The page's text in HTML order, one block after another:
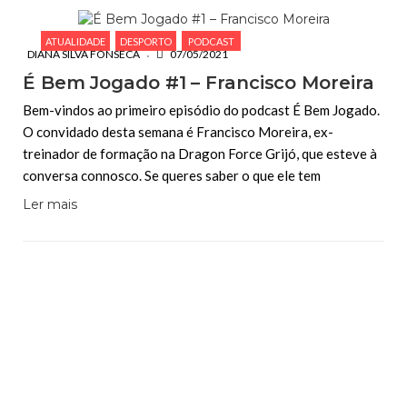
ATUALIDADE DESPORTO PODCAST
DIANA SILVA FONSECA 07/05/2021
É Bem Jogado #1 – Francisco Moreira
Bem-vindos ao primeiro episódio do podcast É Bem Jogado.
O convidado desta semana é Francisco Moreira, ex-
treinador de formação na Dragon Force Grijó, que esteve à
conversa connosco. Se queres saber o que ele tem
Ler mais